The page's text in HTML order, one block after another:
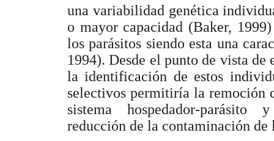
una variabilidad genética
o mayor capacidad (Baker,
los parásitos siendo esta una
1994). Desde el punto de vista de
la identificación de estos
selectivos permitiría la remoción
sistema hospedador-parásito
reducción de la contaminación de